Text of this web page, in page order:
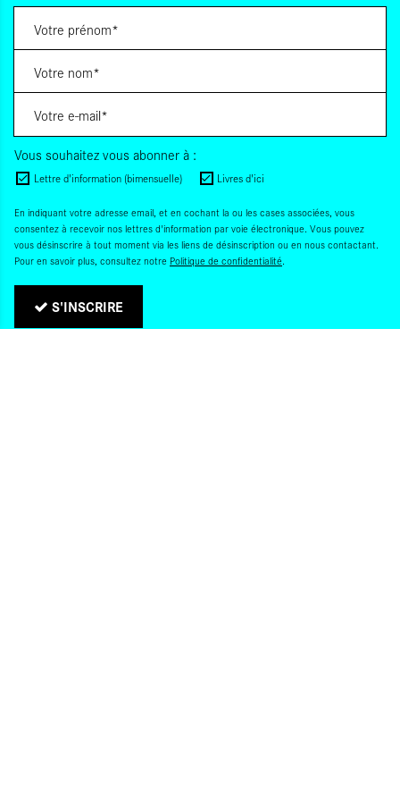
Vous souhaitez vous abonner à :
Lettre d'information (bimensuelle) Livres d'ici
En indiquant votre adresse email, et en cochant la ou les cases associées, vous
consentez à recevoir nos lettres d'information par voie électronique. Vous pouvez
vous désinscrire à tout moment via les liens de désinscription ou en nous contactant.
Pour en savoir plus, consultez notre Politique de confidentialité.
S'INSCRIRE